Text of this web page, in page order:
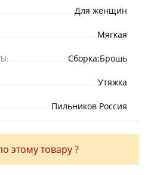
Для женщин
Мягкая
Сборка;Брошь
Утяжка
Пильников Россия
этому товару ?